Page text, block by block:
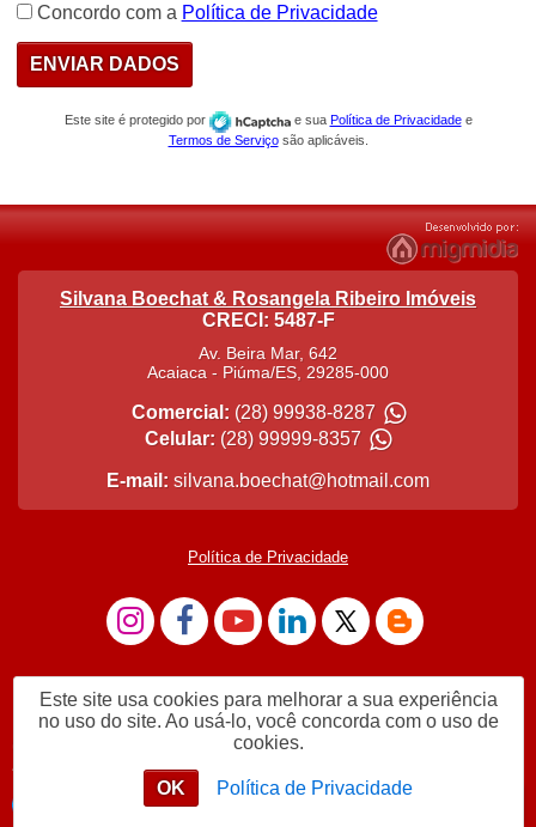
Concordo com a Política de Privacidade
Este site é protegido por e sua Política de Privacidadee
Termos de Serviçosão aplicáveis.
Enviar mensagem
Estamos a disposição p/ atendimento
Silvana Boechat & Rosangela Ribeiro Imóveis
CRECI: 5487-F
Av. Beira Mar, 642
Acaiaca - Piúma/ES, 29285-000
Comercial: (28) 99938-8287
Celular: (28) 99999-8357
E-mail: silvana.boechat@hotmail.com
Política de Privacidade
Este site usa cookies para melhorar a sua experiência
no uso do site. Ao usá-lo, você concorda com o uso de
cookies.
OK Política de Privacidade